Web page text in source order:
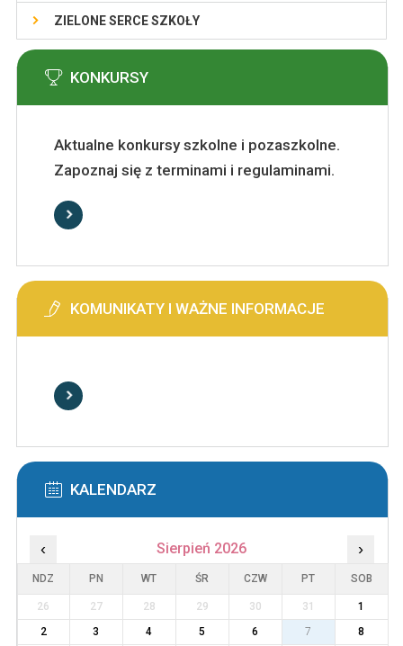
ZIELONE SERCE SZKOŁY
KONKURSY
Aktualne konkursy szkolne i pozaszkolne.
Zapoznaj się z terminami i regulaminami.
KOMUNIKATY I WAŻNE INFORMACJE
KALENDARZ
‹ Sierpień 2026 ›
NDZ PN WT ŚR CZW PT SOB
26 27 28 29 30 31
1
2
3 4 5 6 7
8